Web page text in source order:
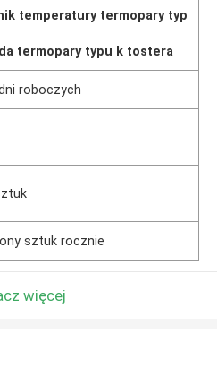
temperatury termopary typ
termopary typu k tostera
roboczych
sztuk rocznie
więcej